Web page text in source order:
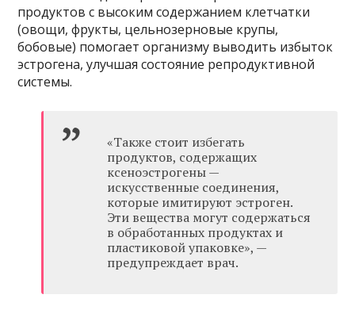
продуктов с высоким содержанием клетчатки
(овощи, фрукты, цельнозерновые крупы,
бобовые) помогает организму выводить избыток
эстрогена, улучшая состояние репродуктивной
системы.
«Также стоит избегать
продуктов, содержащих
ксеноэстрогены —
искусственные соединения,
которые имитируют эстроген.
Эти вещества могут содержаться
в обработанных продуктах и
пластиковой упаковке», —
предупреждает врач.